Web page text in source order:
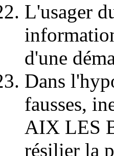
L'usager
d'une
Dans
fausses,
AIX LES
résilier la